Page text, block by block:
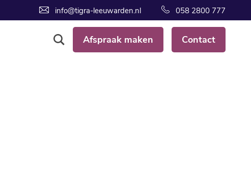
info@tigra-leeuwarden.nl 058 2800 777
Afspraak maken Contact